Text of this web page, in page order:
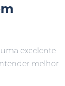
excelente
melhor